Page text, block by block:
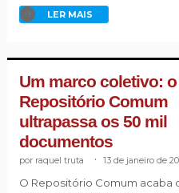
LER MAIS
Um marco coletivo: o
Repositório Comum
ultrapassa os 50 mil
documentos
raquel truta 13 de janeiro de
O Repositório Comum acaba